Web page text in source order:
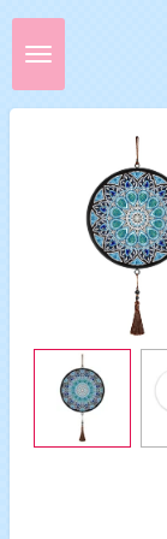
Ga
direct
de